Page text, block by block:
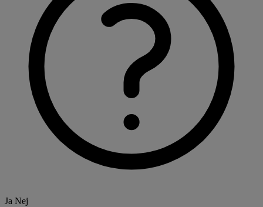
Ja Nej